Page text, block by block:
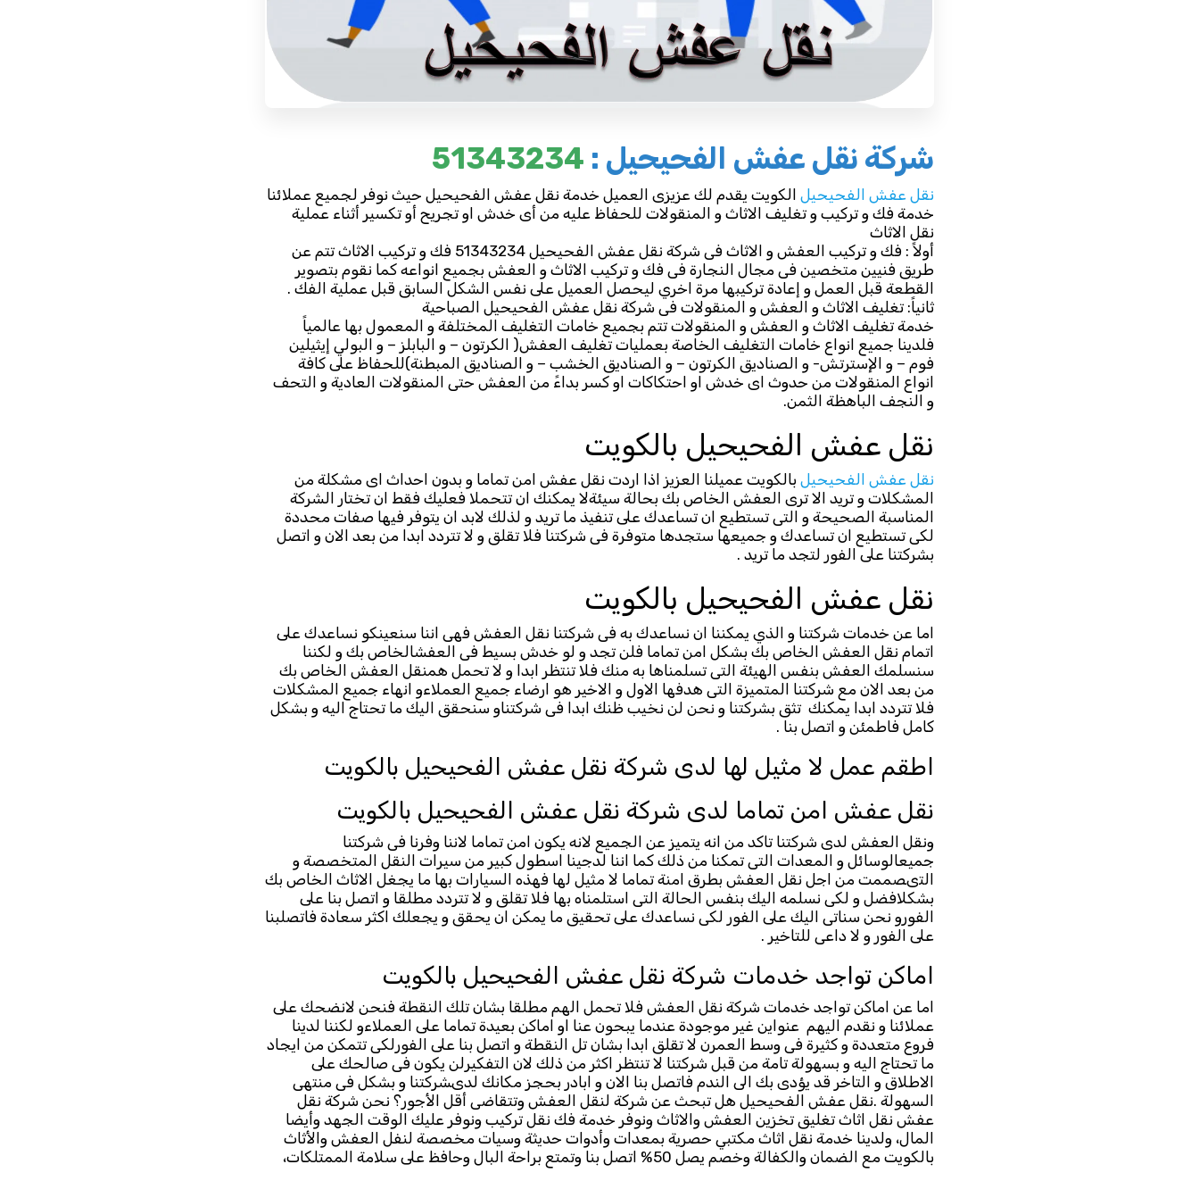
شركة نقل عفش الفحيحيل : 51343234
نقل عفش الفحيحيل الكويت يقدم لك عزيزى العميل خدمة نقل عفش الفحيحيل حيث نوفر لجميع عملائنا
خدمة فك و تركيب و تغليف الاثاث و المنقولات للحفاظ عليه من أى خدش او تجريح أو تكسير أثناء عملية
نقل الاثاث
أولاً : فك و تركيب العفش و الاثاث فى شركة نقل عفش الفحيحيل 51343234
فك و تركيب الاثاث تتم عن
طريق فنيين متخصين فى مجال النجارة فى فك و تركيب الاثاث و العفش بجميع انواعه كما نقوم بتصوير
القطعة قبل العمل و إعادة تركيبها مرة اخري ليحصل العميل على نفس الشكل السابق قبل عملية الفك .
ثانياً: تغليف الاثاث و العفش و المنقولات فى شركة نقل عفش الفحيحيل الصباحية
خدمة تغليف الاثاث و العفش و المنقولات تتم بجميع خامات التغليف المختلفة و المعمول بها عالمياً
فلدينا جميع انواع خامات التغليف الخاصة بعمليات تغليف العفش( الكرتون – و البابلز – و البولي إيثيلين
فوم – و الإسترتش- و الصناديق الكرتون – و الصناديق الخشب – و الصناديق المبطنة)للحفاظ على كافة
انواع المنقولات من حدوث اى خدش او احتكاكات او كسر بداءً من العفش حتى المنقولات العادية و التحف
و النجف الباهظة الثمن.
نقل عفش الفحيحيل بالكويت
نقل عفش الفحيحيل بالكويت عميلنا العزيز اذا اردت نقل عفش امن تماما و بدون احداث اى مشكلة من
المشكلات و تريد الا ترى العفش الخاص بك بحالة سيئةلا يمكنك ان تتحملا فعليك فقط ان تختار الشركة
المناسبة الصحيحة و التى تستطيع ان تساعدك على تنفيذ ما تريد و لذلك لابد ان يتوفر فيها صفات محددة
لكى تستطيع ان تساعدك و جميعها ستجدها متوفرة فى شركتنا فلا تقلق و لا تتردد ابدا من بعد الان و اتصل
بشركتنا على الفور لتجد ما تريد .
نقل عفش الفحيحيل بالكويت
اما عن خدمات شركتنا و الذي يمكننا ان نساعدك به فى شركتنا نقل العفش فهى اننا سنعينكو نساعدك على
اتمام نقل العفش الخاص بك بشكل امن تماما فلن تجد و لو خدش بسيط فى العفشالخاص بك و لكننا
سنسلمك العفش بنفس الهيئة التى تسلمناها به منك فلا تنتظر ابدا و لا تحمل همنقل العفش الخاص بك
من بعد الان مع شركتنا المتميزة التى هدفها الاول و الاخير هو ارضاء جميع العملاءو انهاء جميع المشكلات
فلا تتردد ابدا يمكنك تثق بشركتنا و نحن لن نخيب ظنك ابدا فى شركتناو سنحقق اليك ما تحتاج اليه و بشكل
كامل فاطمئن و اتصل بنا .
اطقم عمل لا مثيل لها لدى شركة نقل عفش الفحيحيل بالكويت
نقل عفش امن تماما لدى شركة نقل عفش الفحيحيل بالكويت
ونقل العفش لدى شركتنا تاكد من انه يتميز عن الجميع لانه يكون امن تماما لاننا وفرنا فى شركتنا
جميعالوسائل و المعدات التى تمكنا من ذلك كما اننا لدجينا اسطول كبير من سيرات النقل المتخصصة و
التىصممت من اجل نقل العفش بطرق امنة تماما لا مثيل لها فهذه السيارات بها ما يجغل الاثاث الخاص بك
بشكلافضل و لكى نسلمه اليك بنفس الحالة التى استلمناه بها فلا تقلق و لا تتردد مطلقا و اتصل بنا على
الفورو نحن سناتى اليك على الفور لكى نساعدك على تحقيق ما يمكن ان يحقق و يجعلك اكثر سعادة فاتصلبنا
على الفور و لا داعى للتاخير .
اماكن تواجد خدمات شركة نقل عفش الفحيحيل بالكويت
اما عن اماكن تواجد خدمات شركة نقل العفش فلا تحمل الهم مطلقا بشان تلك النقطة فنحن لانضحك على
عملائنا و نقدم اليهم عنواين غير موجودة عندما يبحون عنا او اماكن بعيدة تماما على العملاءو لكننا لدينا
فروع متعددة و كثيرة فى وسط العمرن لا تقلق ابدا بشان تل النقطة و اتصل بنا على الفورلكى تتمكن من ايجاد
ما تحتاج اليه و بسهولة تامة من قبل شركتنا لا تنتظر اكثر من ذلك لان التفكيرلن يكون فى صالحك على
الاطلاق و التاخر قد يؤدى بك الى الندم فاتصل بنا الان و ابادر بحجز مكانك لدىشركتنا و بشكل فى منتهى
السهولة .نقل عفش الفحيحيل هل تبحث عن شركة لنقل العفش وتتقاضى أقل الأجور؟ نحن شركة نقل
عفش نقل اثاث تغليق تخزين العفش والاثاث ونوفر خدمة فك نقل تركيب ونوفر عليك الوقت الجهد وأيضا
المال، ولدينا خدمة نقل اثاث مكتبي حصرية بمعدات وأدوات حديثة وسيات مخصصة لنفل العفش والأثاث
بالكويت مع الضمان والكفالة وخصم يصل 50% اتصل بنا وتمتع براحة البال وحافظ على سلامة الممتلكات،